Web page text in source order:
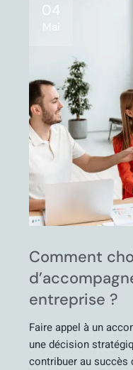
04
Mai
Comment
entreprise ?
Faire appel à un
une décision
contribuer au succès